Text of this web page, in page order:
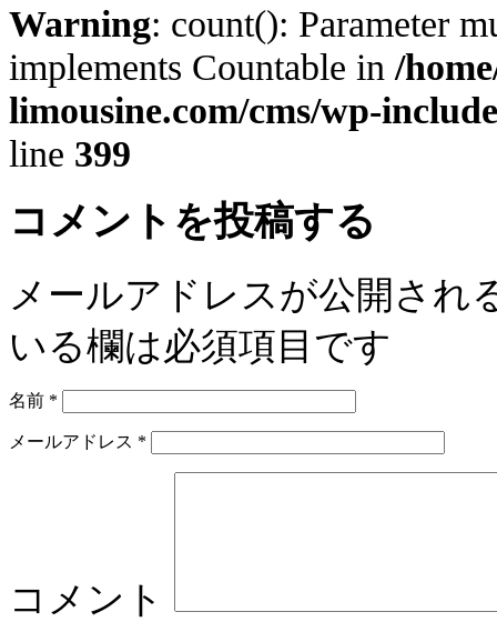
Warning: count(): Parameter
implements Countable in /
limousine.com/cms/wp-
line 399
コメントを投稿する
メールアドレスが公開され
いる欄は必須項目です
名前 *
メールアドレス *
コメント